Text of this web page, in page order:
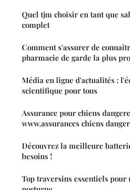
Quel tjm choisir en tant que
complet
Comment s'assurer de
pharmacie de garde la plus
Média en ligne d'actualités :
scientifique pour tous
Assurance pour chiens
www.assurances chiens
Découvrez la meilleure
besoins !
Top traversins essentiels